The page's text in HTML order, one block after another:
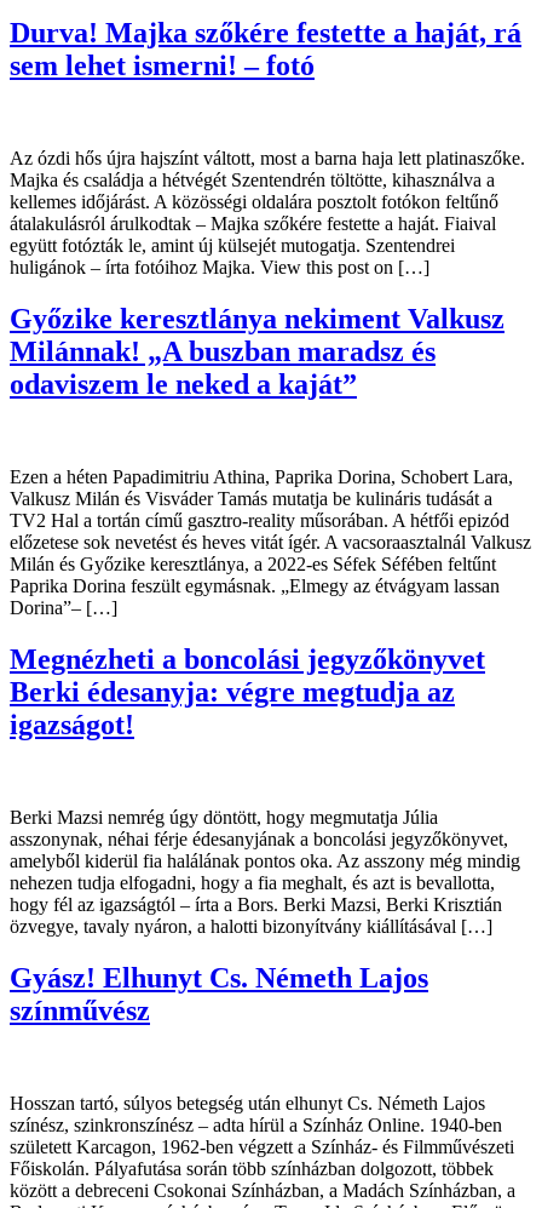
Durva! Majka szőkére festette a haját, rá
sem lehet ismerni! – fotó
Az ózdi hős újra hajszínt váltott, most a barna haja lett platinaszőke.
Majka és családja a hétvégét Szentendrén töltötte, kihasználva a
kellemes időjárást. A közösségi oldalára posztolt fotókon feltűnő
átalakulásról árulkodtak – Majka szőkére festette a haját. Fiaival
együtt fotózták le, amint új külsejét mutogatja. Szentendrei
huligánok – írta fotóihoz Majka. View this post on […]
Győzike keresztlánya nekiment Valkusz
Milánnak! „A buszban maradsz és
odaviszem le neked a kaját”
Ezen a héten Papadimitriu Athina, Paprika Dorina, Schobert Lara,
Valkusz Milán és Visváder Tamás mutatja be kulináris tudását a
TV2 Hal a tortán című gasztro-reality műsorában. A hétfői epizód
előzetese sok nevetést és heves vitát ígér. A vacsoraasztalnál Valkusz
Milán és Győzike keresztlánya, a 2022-es Séfek Séfében feltűnt
Paprika Dorina feszült egymásnak. „Elmegy az étvágyam lassan
Dorina”– […]
Megnézheti a boncolási jegyzőkönyvet
Berki édesanyja: végre megtudja az
igazságot!
Berki Mazsi nemrég úgy döntött, hogy megmutatja Júlia
asszonynak, néhai férje édesanyjának a boncolási jegyzőkönyvet,
amelyből kiderül fia halálának pontos oka. Az asszony még mindig
nehezen tudja elfogadni, hogy a fia meghalt, és azt is bevallotta,
hogy fél az igazságtól – írta a Bors. Berki Mazsi, Berki Krisztián
özvegye, tavaly nyáron, a halotti bizonyítvány kiállításával […]
Gyász! Elhunyt Cs. Németh Lajos
színművész
Hosszan tartó, súlyos betegség után elhunyt Cs. Németh Lajos
színész, szinkronszínész – adta hírül a Színház Online. 1940-ben
született Karcagon, 1962-ben végzett a Színház- és Filmművészeti
Főiskolán. Pályafutása során több színházban dolgozott, többek
között a debreceni Csokonai Színházban, a Madách Színházban, a